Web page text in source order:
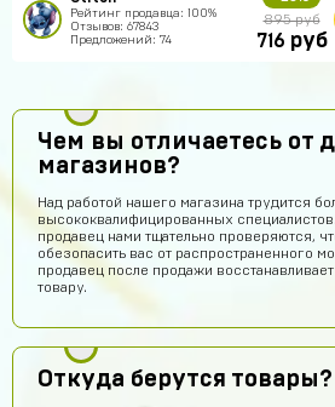
Рейтинг продавца: 100%
Отзывов: 67843
Предложений: 74
895 руб
716 руб
Чем вы отличаетесь от
магазинов?
Над работой нашего магазина трудится
высококвалифицированных
продавец нами тщательно проверяются,
обезопасить вас от распространенного
продавец после продажи
товару.
Откуда берутся товары?